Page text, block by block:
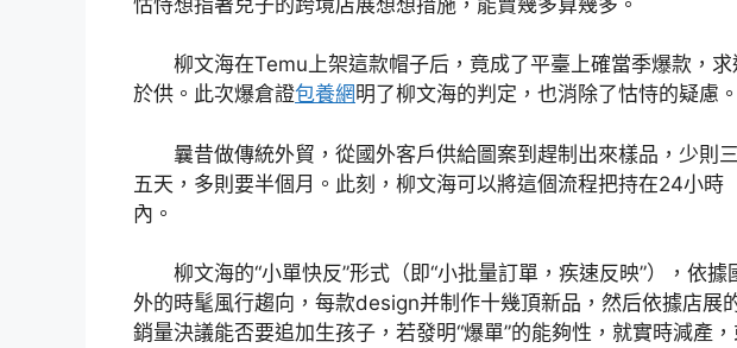
柳文海在Temu上架這款帽子后，竟成了平臺上確當季爆款，求
於供。此次爆倉證包養網明了柳文海的判定，也消除了怙恃的疑慮。
曩昔做傳統外貿，從國外客戶供給圖案到趕制出來樣品，少則三
五天，多則要半個月。此刻，柳文海可以將這個流程把持在24小時
內。
柳文海的“小單快反”形式（即“小批量訂單，疾速反映”），依據
外的時髦風行趨向，每款design并制作十幾頂新品，然后依據店展
銷量決議能否要追加生孩子，若發明“爆單”的能夠性，就實時減產